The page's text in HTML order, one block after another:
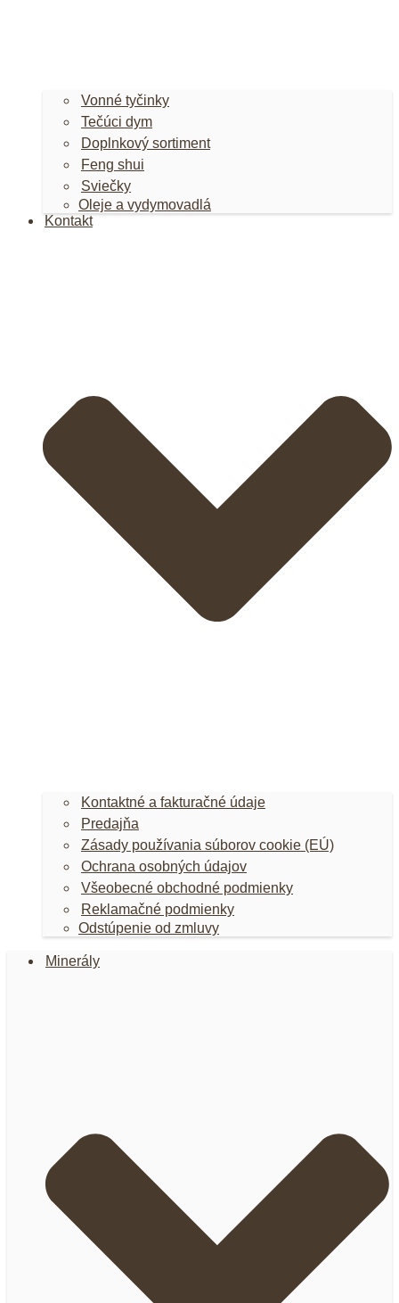
Vonné tyčinky
Tečúci dym
Doplnkový sortiment
Feng shui
Sviečky
Oleje a vydymovadlá
Kontakt
Kontaktné a fakturačné údaje
Predajňa
Zásady používania súborov cookie (EÚ)
Ochrana osobných údajov
Všeobecné obchodné podmienky
Reklamačné podmienky
Odstúpenie od zmluvy
Minerály